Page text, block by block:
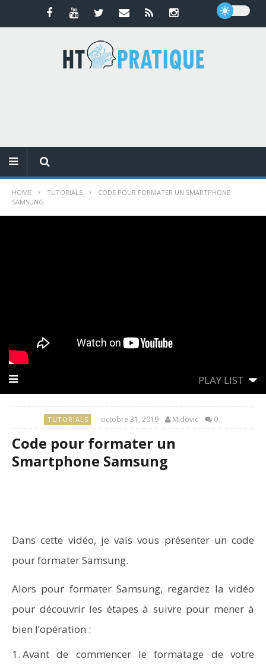
HOME TUTORIALS
CODE POUR FORMATER UN SMARTPHONE
SAMSUNG
PLAY LIST
TUTORIALS octobre 31, 2019 Midovic 0
Code pour formater un
Smartphone Samsung
Dans cette vidéo, je vais vous présenter un code
pour formater Samsung.
Alors pour formater Samsung, regardez la vidéo
pour découvrir les étapes à suivre pour mener à
bien l’opération :
Avant de commencer le formatage de votre